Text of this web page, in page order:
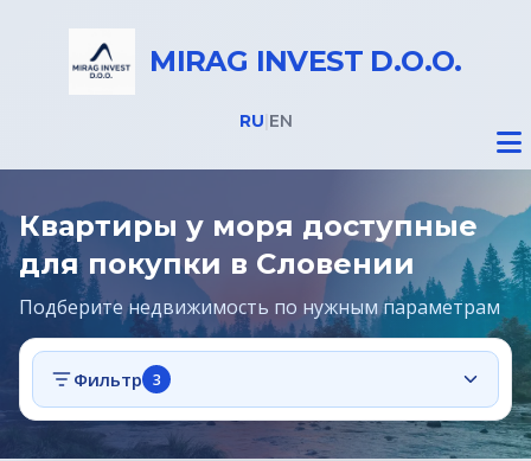
MIRAG INVEST D.O.O.
RU EN
Недвижимость
Все объекты
Недвижимость в Словении
Квартиры у моря доступные
для покупки в Словении
Подберите недвижимость по нужным параметрам
Фильтр 3